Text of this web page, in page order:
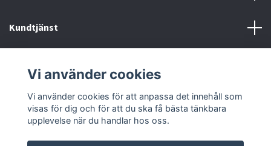
Kundtjänst
Sociala medier
Vi använder cookies
Vi använder cookies för att anpassa det innehåll som
visas för dig och för att du ska få bästa tänkbara
upplevelse när du handlar hos oss.